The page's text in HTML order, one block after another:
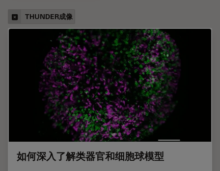
THUNDER成像
如何深入了解类器官和细胞球模型